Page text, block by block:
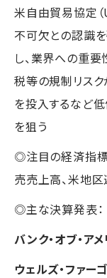
米自由貿易協定
不可欠との認識
し、業界への重
税等の規制リス
を投入するなど
を狙う
◎注目の経済指標
売売上高、米地区
◎主な決算発表：
バンク・オブ・ア
ウェルズ・ファーゴ